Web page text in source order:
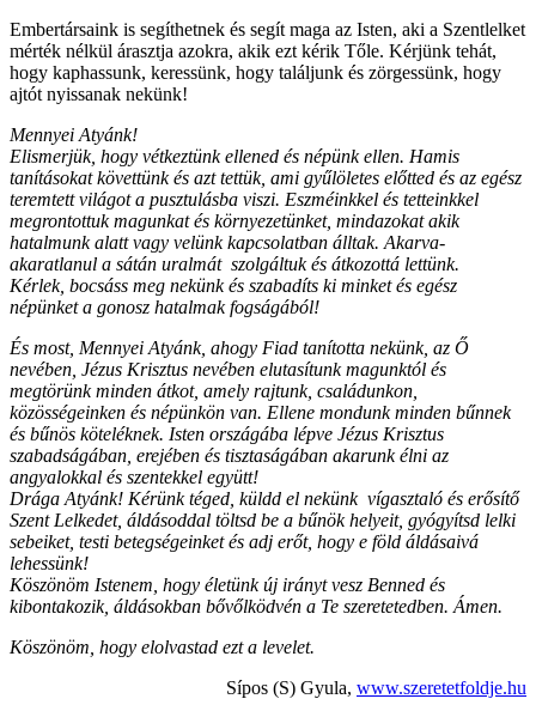
Embertársaink is segíthetnek és segít maga az Isten, aki a Szentlelket
mérték nélkül árasztja azokra, akik ezt kérik Tőle. Kérjünk tehát,
hogy kaphassunk, keressünk, hogy találjunk és zörgessünk, hogy
ajtót nyissanak nekünk!
Mennyei Atyánk!
Elismerjük, hogy vétkeztünk ellened és népünk ellen. Hamis
tanításokat követtünk és azt tettük, ami gyűlöletes előtted és az egész
teremtett világot a pusztulásba viszi. Eszméinkkel és tetteinkkel
megrontottuk magunkat és környezetünket, mindazokat akik
hatalmunk alatt vagy velünk kapcsolatban álltak. Akarva-
akaratlanul a sátán uralmát szolgáltuk és átkozottá lettünk.
Kérlek, bocsáss meg nekünk és szabadíts ki minket és egész
népünket a gonosz hatalmak fogságából!
És most, Mennyei Atyánk, ahogy Fiad tanította nekünk, az Ő
nevében, Jézus Krisztus nevében elutasítunk magunktól és
megtörünk minden átkot, amely rajtunk, családunkon,
közösségeinken és népünkön van. Ellene mondunk minden bűnnek
és bűnös köteléknek. Isten országába lépve Jézus Krisztus
szabadságában, erejében és tisztaságában akarunk élni az
angyalokkal és szentekkel együtt!
Drága Atyánk! Kérünk téged, küldd el nekünk vígasztaló és erősítő
Szent Lelkedet, áldásoddal töltsd be a bűnök helyeit, gyógyítsd lelki
sebeiket, testi betegségeinket és adj erőt, hogy e föld áldásaivá
lehessünk!
Köszönöm Istenem, hogy életünk új irányt vesz Benned és
kibontakozik, áldásokban bővőlködvén a Te szeretetedben. Ámen.
Köszönöm, hogy elolvastad ezt a levelet.
Sípos (S) Gyula, www.szeretetfoldje.hu